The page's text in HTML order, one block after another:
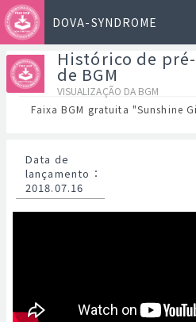
DOVA-SYNDROME
Histórico de
de BGM
VISUALIZAÇÃO DA BGM
Faixa BGM gratuita "Sunshine
Data de
lançamento ：
2018.07.16